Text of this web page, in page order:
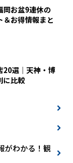
お盆9連休の
＆お得情報まと
20選｜天神・博
に比較
がわかる！観